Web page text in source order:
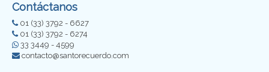
Contáctanos
01 (33) 3792 - 6627
01 (33) 3792 - 6274
33 3449 - 4599
contacto@santorecuerdo.com